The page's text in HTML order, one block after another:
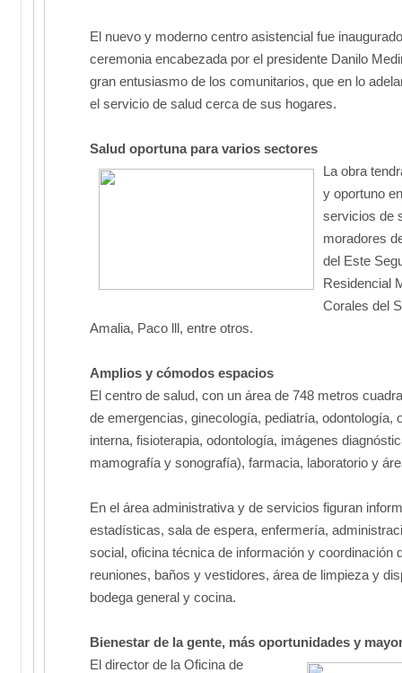
El nuevo y moderno centro asistencial fue
ceremonia encabezada por el presidente Danilo
gran entusiasmo de los comunitarios, que en lo
el servicio de salud cerca de sus hogares.
Salud oportuna para varios sectores
La obra
y oportuno
servicios de
moradores
del Este
Residencial
Corales del
Amalia, Paco lll, entre otros.
Amplios y cómodos espacios
El centro de salud, con un área de 748 metros
de emergencias, ginecología, pediatría, odontología,
interna, fisioterapia, odontología, imágenes
mamografía y sonografía), farmacia, laboratorio y
En el área administrativa y de servicios figuran
estadísticas, sala de espera, enfermería,
social, oficina técnica de información y coordinación
reuniones, baños y vestidores, área de limpieza y
bodega general y cocina.
Bienestar de la gente, más oportunidades y
El director de la Oficina de